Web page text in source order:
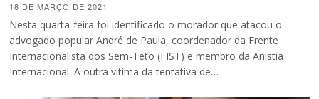
18 DE MARÇO DE 2021
Nesta quarta-feira foi identificado o morador que atacou o
advogado popular André de Paula, coordenador da Frente
Internacionalista dos Sem-Teto (FIST) e membro da Anistia
Internacional. A outra vítima da tentativa de…